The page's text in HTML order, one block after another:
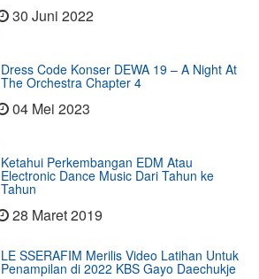
30 Juni 2022
Dress Code Konser DEWA 19 – A Night At
The Orchestra Chapter 4
04 Mei 2023
Ketahui Perkembangan EDM Atau
Electronic Dance Music Dari Tahun ke
Tahun
28 Maret 2019
LE SSERAFIM Merilis Video Latihan Untuk
Penampilan di 2022 KBS Gayo Daechukje